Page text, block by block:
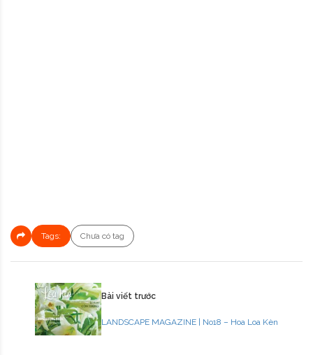
Tags: Chưa có tag
Bài viết trước
LANDSCAPE MAGAZINE | No18 – Hoa Loa Kèn